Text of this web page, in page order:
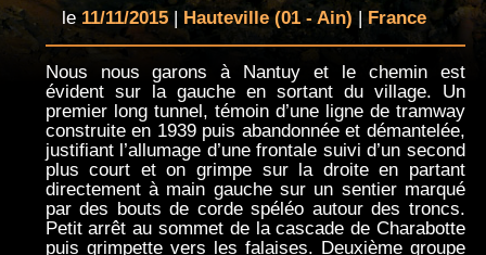
le 11/11/2015| Hauteville (01 - Ain) France
Nous nous garons à Nantuy et le chemin est
évident sur la gauche en sortant du village. Un
premier long tunnel, témoin d’une ligne de tramway
construite en 1939 puis abandonnée et démantelée,
justifiant l’allumage d’une frontale suivi d’un second
plus court et on grimpe sur la droite en partant
directement à main gauche sur un sentier marqué
par des bouts de corde spéléo autour des troncs.
Petit arrêt au sommet de la cascade de Charabotte
puis grimpette vers les falaises. Deuxième groupe